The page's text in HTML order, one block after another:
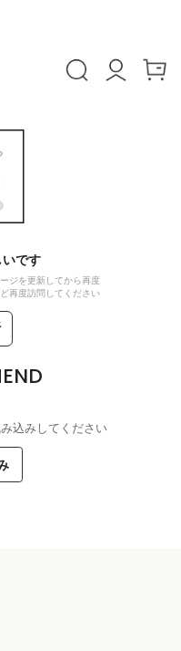
いです
ジを更新してから再度
再度訪問してください
込みしてください